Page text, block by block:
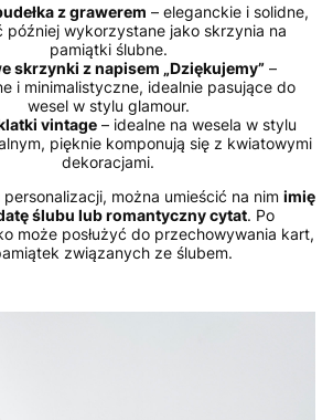
z grawerem – eleganckie i solidne,
później wykorzystane jako skrzynia na
pamiątki ślubne.
skrzynki z napisem „Dziękujemy” –
i minimalistyczne, idealnie pasujące do
wesel w stylu glamour.
vintage – idealne na wesela w stylu
pięknie komponują się z kwiatowymi
dekoracjami.
można umieścić na nim imię
ślubu lub romantyczny cytat. Po
może posłużyć do przechowywania kart,
związanych ze ślubem.